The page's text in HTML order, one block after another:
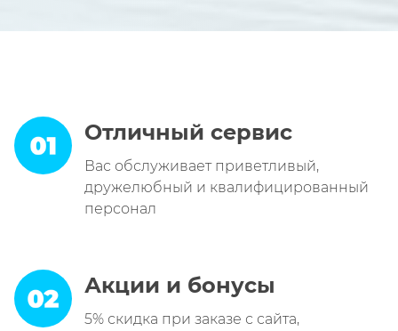
Отличный сервис
Вас обслуживает приветливый,
дружелюбный и квалифицированный
персонал
Акции и бонусы
5% скидка при заказе с сайта,